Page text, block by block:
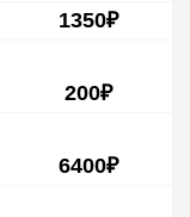
1350₽
200₽
6400₽